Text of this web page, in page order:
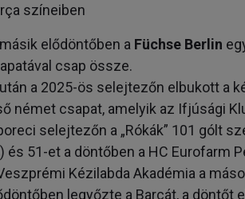
színeiben
elődöntőben a Füchse Berlin
csap össze.
a 2025-ös selejtezőn elbukott a
német csapat, amelyik az Ifjúsági
selejtezőn a „Rókák” 101 gólt
és 51-et a döntőben a HC Eurofarm
Kézilabda Akadémia a
legyőzte a Barcát, a döntőt